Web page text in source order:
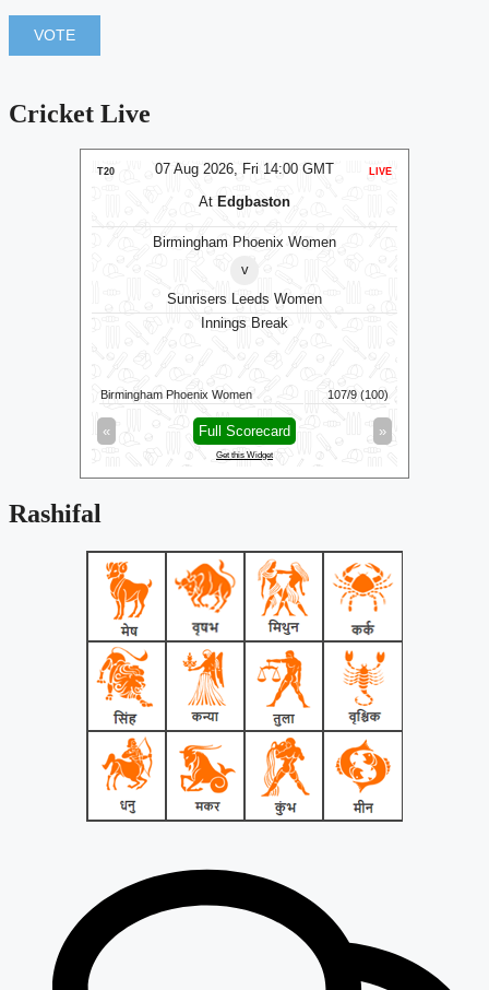
Cricket Live
07 Aug 2026, Fri 14:00 GMT
T20 LIVE
At Edgbaston
Birmingham Phoenix Women
v
Sunrisers Leeds Women
Innings Break
Birmingham Phoenix Women 107/9 (100)
« »
Full Scorecard
Get this Widget
Rashifal